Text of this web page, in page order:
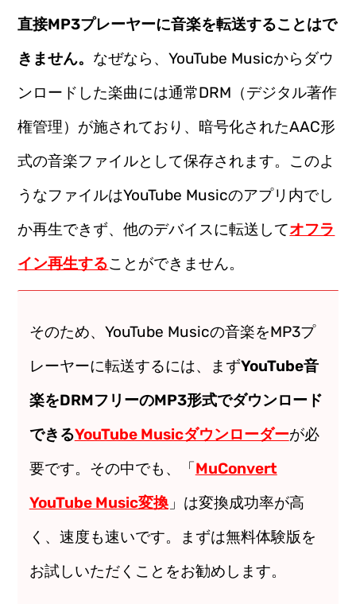
直接MP3プレーヤーに音楽を転送することはで
きません。 なぜなら、YouTube Musicからダウ
ンロードした楽曲には通常DRM（デジタル著作
権管理）が施されており、暗号化されたAAC形
式の音楽ファイルとして保存されます。このよ
うなファイルはYouTube Musicのアプリ内でし
か再生できず、他のデバイスに転送してオフラ
イン再生することができません。
そのため、YouTube Musicの音楽をMP3プ
レーヤーに転送するには、まずYouTube音
楽をDRMフリーのMP3形式でダウンロード
できるYouTube Musicダウンローダーが必
要です。その中でも、「MuConvert
YouTube Music変換」は変換成功率が高
く、速度も速いです。まずは無料体験版を
お試しいただくことをお勧めします。